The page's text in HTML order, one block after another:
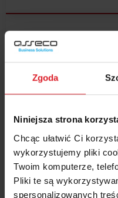
Zgoda
Niniejsza strona
Chcąc ułatwić Ci
wykorzystujemy pliki
Twoim komputerze,
Pliki te są
spersonalizowanych
rozwój firmy
stanowiska, oferując
także